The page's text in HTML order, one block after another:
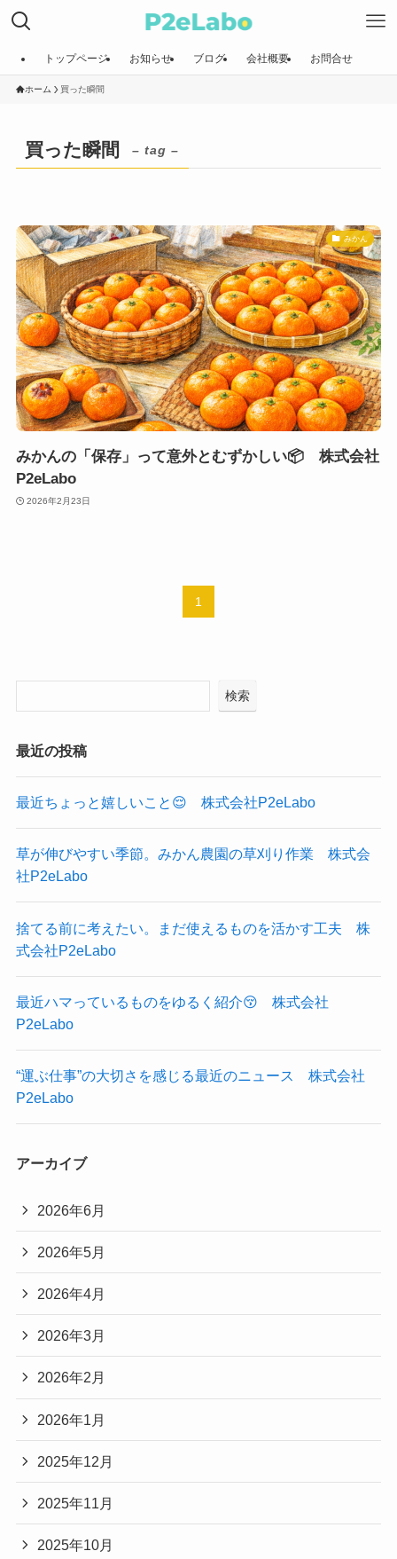
トップページ お知らせ ブログ 会社概要 お問合せ
ホーム 買った瞬間
買った瞬間 – tag –
みかん
みかんの「保存」って意外とむずかしい📦 株式会社
P2eLabo
2026年2月23日
1
検索
最近の投稿
最近ちょっと嬉しいこと😌 株式会社P2eLabo
草が伸びやすい季節。みかん農園の草刈り作業 株式会
社P2eLabo
捨てる前に考えたい。まだ使えるものを活かす工夫 株
式会社P2eLabo
最近ハマっているものをゆるく紹介😚 株式会社
P2eLabo
“運ぶ仕事”の大切さを感じる最近のニュース 株式会社
P2eLabo
アーカイブ
2026年6月
2026年5月
2026年4月
2026年3月
2026年2月
2026年1月
2025年12月
2025年11月
2025年10月